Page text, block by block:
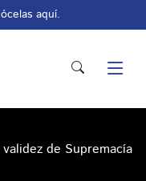
aquí.
de Supremacía